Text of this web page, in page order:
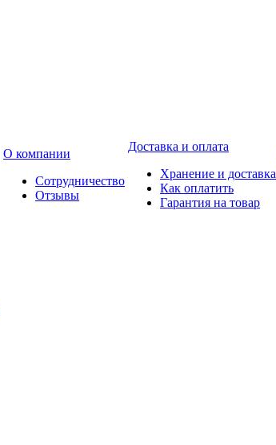
О компании
Сотрудничество
Отзывы
Доставка и оплата
Хранение и доставка
Как оплатить
Гарантия на товар